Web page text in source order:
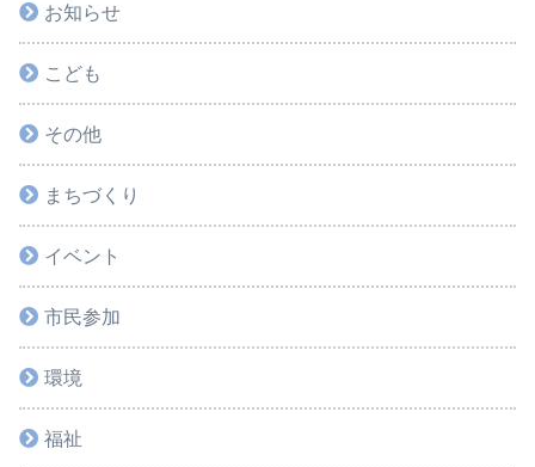
お知らせ
こども
その他
まちづくり
イベント
市民参加
環境
福祉